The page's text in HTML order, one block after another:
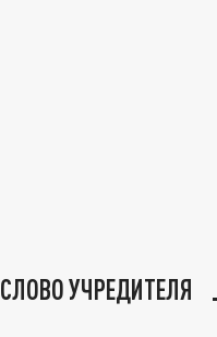
СЛОВО УЧРЕДИТЕЛЯ